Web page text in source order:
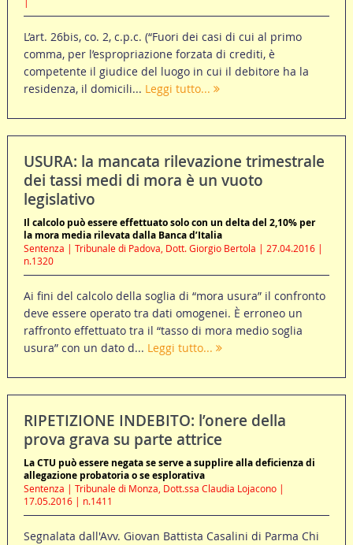
L’art. 26bis, co. 2, c.p.c. (“Fuori dei casi di cui al primo
comma, per l’espropriazione forzata di crediti, è
competente il giudice del luogo in cui il debitore ha la
residenza, il domicili... Leggi tutto...
USURA: la mancata rilevazione trimestrale
dei tassi medi di mora è un vuoto
legislativo
Il calcolo può essere effettuato solo con un delta del 2,10% per
la mora media rilevata dalla Banca d’Italia
Sentenza | Tribunale di Padova, Dott. Giorgio Bertola | 27.04.2016 |
n.1320
Ai fini del calcolo della soglia di “mora usura” il confronto
deve essere operato tra dati omogenei. È erroneo un
raffronto effettuato tra il “tasso di mora medio soglia
usura” con un dato d... Leggi tutto...
RIPETIZIONE INDEBITO: l’onere della
prova grava su parte attrice
La CTU può essere negata se serve a supplire alla deficienza di
allegazione probatoria o se esplorativa
Sentenza | Tribunale di Monza, Dott.ssa Claudia Lojacono |
17.05.2016 | n.1411
Segnalata dall'Avv. Giovan Battista Casalini di Parma Chi